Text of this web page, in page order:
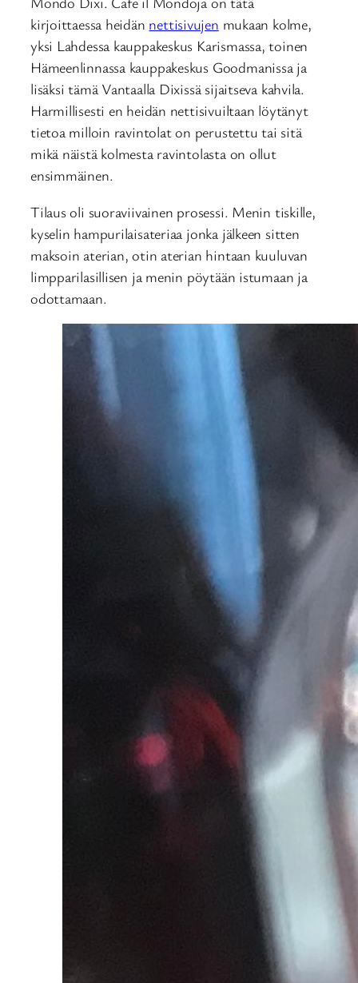
kirjoittaessa heidän nettisivujen mukaan kolme,
yksi Lahdessa kauppakeskus Karismassa, toinen
Hämeenlinnassa kauppakeskus Goodmanissa ja
lisäksi tämä Vantaalla Dixissä sijaitseva kahvila.
Harmillisesti en heidän nettisivuiltaan löytänyt
tietoa milloin ravintolat on perustettu tai sitä
mikä näistä kolmesta ravintolasta on ollut
ensimmäinen.
Tilaus oli suoraviivainen prosessi. Menin tiskille,
kyselin hampurilaisateriaa jonka jälkeen sitten
maksoin aterian, otin aterian hintaan kuuluvan
limpparilasillisen ja menin pöytään istumaan ja
odottamaan.